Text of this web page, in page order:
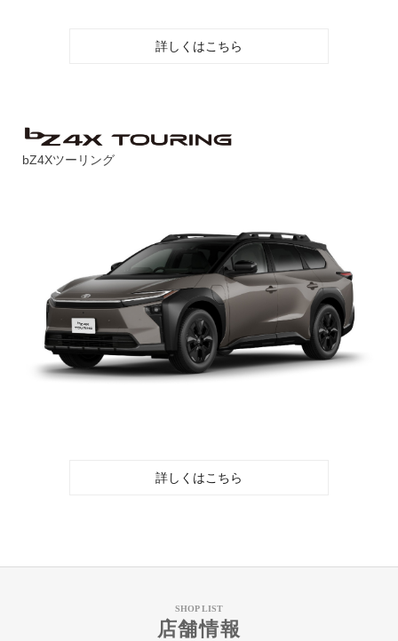
詳しくはこちら
bZ4Xツーリング
詳しくはこちら
SHOP LIST
店舗情報